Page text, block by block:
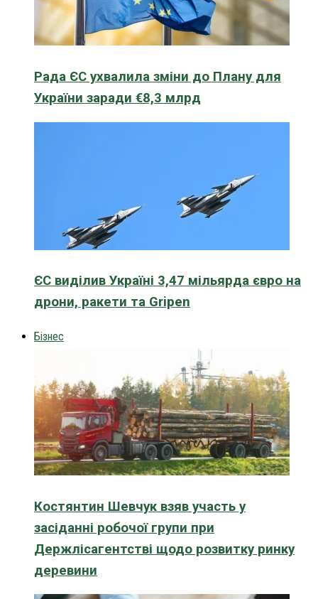
Рада ЄС ухвалила зміни до Плану для
України заради €8,3 млрд
ЄС виділив Україні 3,47 мільярда євро на
дрони, ракети та Gripen
Бізнес
Костянтин Шевчук взяв участь у
засіданні робочої групи при
Держлісагентстві щодо розвитку ринку
деревини